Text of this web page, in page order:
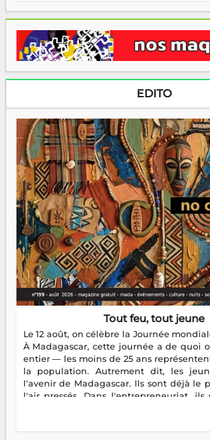
EDITO
Tout feu, tout jeune
Le 12 août, on célèbre la Journée
À Madagascar, cette journée a de quoi
entier — les moins de 25 ans
la population. Autrement dit, les
l'avenir de Madagascar. Ils sont déjà le
l'air pressés. Dans l'entrepreneuriat,
plus nombreux à se lancer, à créer, à
sans filet, souvent sans aide, mais